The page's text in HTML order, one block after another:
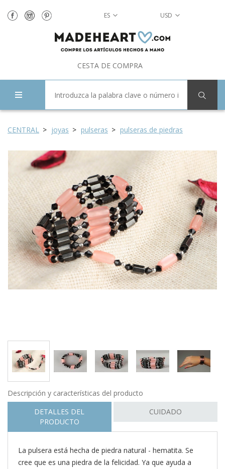
ES USD
CESTA DE COMPRA
CENTRAL joyas pulseras pulseras de piedras
Descripción y características del producto
DETALLES DEL
PRODUCTO
CUIDADO
La pulsera está hecha de piedra natural - hematita. Se
cree que es una piedra de la felicidad. Ya que ayuda a